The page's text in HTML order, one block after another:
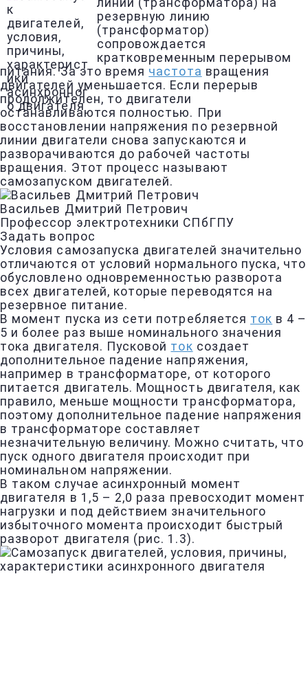
линии (трансформатора) на
резервную линию
(трансформатор)
сопровождается
кратковременным перерывом
питания. За это время частота вращения
двигателей уменьшается. Если перерыв
продолжителен, то двигатели
останавливаются полностью. При
восстановлении напряжения по резервной
линии двигатели снова запускаются и
разворачиваются до рабочей частоты
вращения. Этот процесс называют
самозапуском двигателей.
Васильев Дмитрий Петрович
Профессор электротехники СПбГПУ
Задать вопрос
Условия самозапуска двигателей значительно
отличаются от условий нормального пуска, что
обусловлено одновременностью разворота
всех двигателей, которые переводятся на
резервное питание.
В момент пуска из сети потребляется ток в 4 –
5 и более раз выше номинального значения
тока двигателя. Пусковой ток создает
дополнительное падение напряжения,
например в трансформаторе, от которого
питается двигатель. Мощность двигателя, как
правило, меньше мощности трансформатора,
поэтому дополнительное падение напряжения
в трансформаторе составляет
незначительную величину. Можно считать, что
пуск одного двигателя происходит при
номинальном напряжении.
В таком случае асинхронный момент
двигателя в 1,5 – 2,0 раза превосходит момент
нагрузки и под действием значительного
избыточного момента происходит быстрый
разворот двигателя (рис. 1.3).